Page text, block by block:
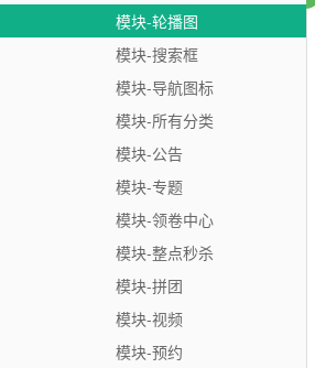
模块-轮播图
模块-搜索框
模块-导航图标
模块-所有分类
模块-公告
模块-专题
模块-领卷中心
模块-整点秒杀
模块-拼团
模块-视频
模块-预约